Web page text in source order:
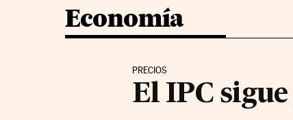
Economía
PRECIOS
El IPC